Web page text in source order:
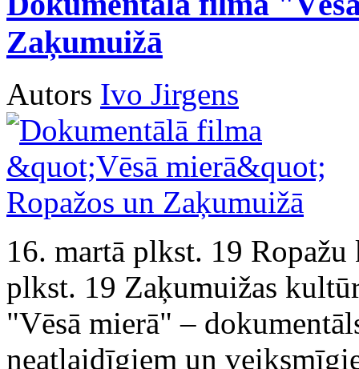
Zaķumuižā
Autors Ivo Jirgens
16. martā plkst. 19
plkst. 19 Zaķumuižas
"Vēsā mierā" –
neatlaidīgiem un